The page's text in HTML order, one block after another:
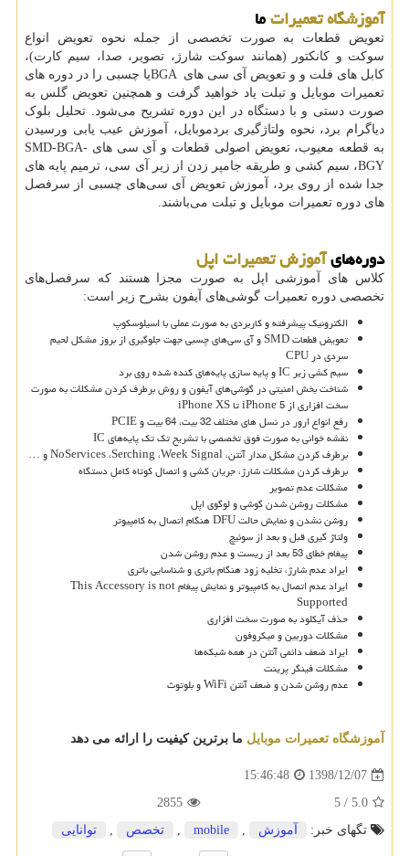
آموزشگاه تعمیراتما
تعویض قطعات به صورت تخصصی از جمله نحوه تعویض انواع
سوکت و کانکتور (همانند سوکت شارژ، تصویر، صدا، سیم کارت)،
کابل های فلت و و تعویض آی سی های BGAیا چسبی را در دوره های
تعمیرات موبایل و تبلت یاد خواهید گرفت و همچنین تعویض گلس به
صورت دستی و با دستگاه در این دوره تشریح می‌شود. تحلیل بلوک
دیاگرام برد، نحوه ولتاژگیری بردموبایل، آموزش عیب یابی ورسیدن
به قطعه معیوب، تعویض اصولی قطعات و آی سی های SMD-BGA-
BGY، سیم کشی و طریقه جامپر زدن از زیر آی سی، ترمیم پایه های
جدا شده از روی برد، آموزش تعویض آی سی‌های چسبی از سرفصل
های دوره تعمیرات موبایل و تبلت می‌باشند.
دوره‌هایآموزش تعمیرات اپل
کلاس های آموزشی اپل به صورت مجزا هستند که سرفصل‌های
تخصصی دوره تعمیرات گوشی‌های آیفون بشرح زیر است:
الکترونیک پیشرفته و کاربردی به صورت عملی با اسیلوسکوپ
تعویض قطعات SMD و آی سی‌های چسبی جهت جلوگیری از بروز مشکل لحیم
سردی در CPU
سیم کشی زیر IC و پایه سازی پایه‌های کنده شده روی برد
شناخت بخش امنیتی در گوشی‌های آیفون و روش برطرف کردن مشکلات به صورت
سخت افزاری از iPhone 5 تا iPhone XS
رفع انواع ارور در نسل های مختلف 32 بیت، 64 بیت و PCIE
نقشه خوانی به صورت فوق تخصصی با تشریح تک تک پایه‌های IC
برطرف کردن مشکل مدار آنتن، NoServices ،Serching ،Week Signal و …
برطرف کردن مشکلات شارژ، جریان کشی و اتصال کوتاه کامل دستگاه
مشکلات عدم تصویر
مشکلات روشن شدن گوشی و لوگوی اپل
روشن نشدن و نمایش حالت DFU هنگام اتصال به کامپیوتر
ولتاژ گیری قبل و بعد از سوئیچ
پیغام خطای 53 بعد از ریست و عدم روشن شدن
ایراد عدم شارژ، تخلیه زود هنگام باتری و شناسایی باتری
ایراد عدم اتصال به کامپیوتر و نمایش پیغام This Accessory is not
Supported
حذف آیکلود به صورت سخت افزاری
مشکلات دوربین و میکروفون
ایراد ضعف دائمی آنتن در همه شبکه‌ها
مشکلات فینگر پرینت
عدم روشن شدن و ضعف آنتن WiFi و بلوتوث
آموزشگاه تعمیرات موبایل ما برترین کیفیت را ارائه می دهد
1398/12/07
15:46:48
5.0
/
5
2855
تگهای خبر:
آموزش ,
mobile
, تخصص , توانایی